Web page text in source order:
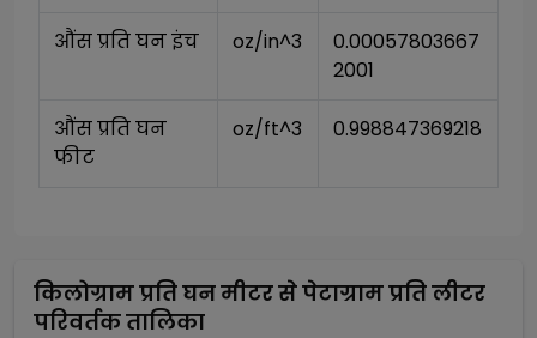
औंस प्रति घन इंच oz/in^3
0.00057803667
2001
औंस प्रति घन
फीट
oz/ft^3 0.998847369218
किलोग्राम प्रति घन मीटरसेपेटाग्राम प्रति लीटर
परिवर्तक तालिका